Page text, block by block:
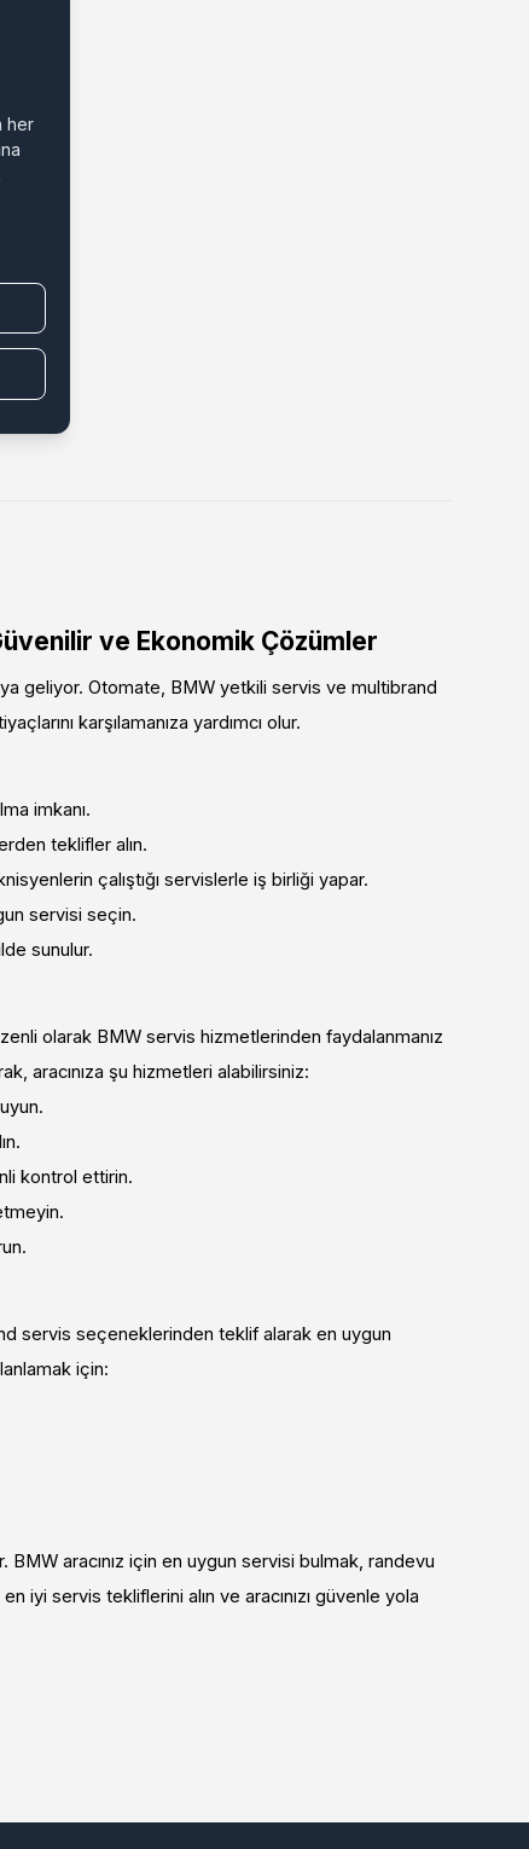
her
ve Ekonomik Çözümler
geliyor. Otomate, BMW yetkili servis ve multibrand
karşılamanıza yardımcı olur.
imkanı.
teklifler alın.
çalıştığı servislerle iş birliği yapar.
servisi seçin.
sunulur.
olarak BMW servis hizmetlerinden faydalanmanız
aracınıza şu hizmetleri alabilirsiniz:
kontrol ettirin.
servis seçeneklerinden teklif alarak en uygun
için:
aracınız için en uygun servisi bulmak, randevu
iyi servis tekliflerini alın ve aracınızı güvenle yola